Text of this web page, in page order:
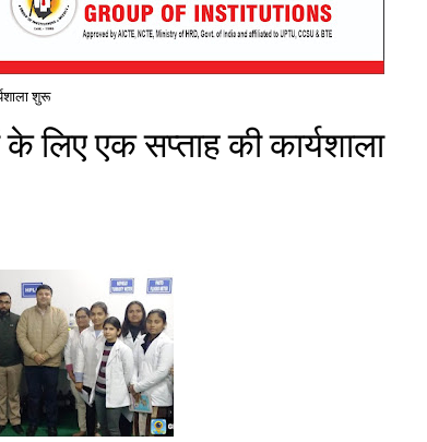
शुरू
के लिए एक सप्ताह की कार्यशाला